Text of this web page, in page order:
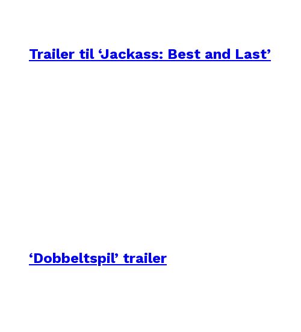
Trailer til ‘Jackass: Best and Last’
‘Dobbeltspil’ trailer